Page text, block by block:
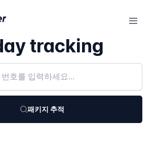
tracking
패키지 추적